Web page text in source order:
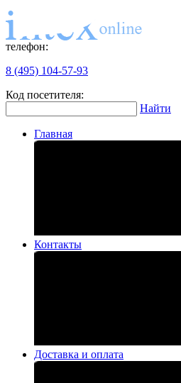
телефон:
8 (495) 104-57-93
Код посетителя:
Найти
Главная
Контакты
Доставка и оплата